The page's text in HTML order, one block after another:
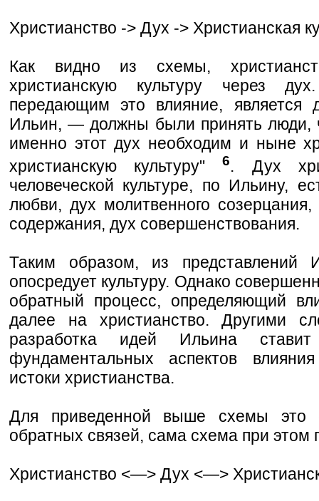
Христианство -> Дух -> Христианская
Как видно из схемы,
христианскую культуру через
передающим это влияние,
Ильин, — должны были принять люди,
именно этот дух необходим и ныне
христианскую культуру"6. Дух
человеческой культуре, по Ильину,
любви, дух молитвенного созерцания,
содержания, дух совершенствования.
Таким образом, из представлений
опосредует культуру. Однако
обратный процесс, определяющий
далее на христианство. Другими
разработка идей Ильина
фундаментальных аспектов
истоки христианства.
Для приведенной выше схемы это
обратных связей, сама схема при этом
Христианство <—> Дух <—>